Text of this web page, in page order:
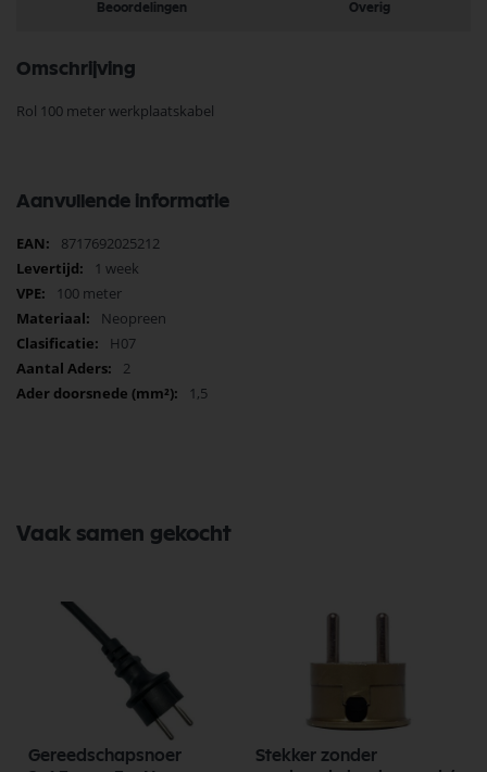
Beoordelingen Overig
Omschrijving
Rol 100 meter werkplaatskabel
Aanvullende informatie
Meer
informatie
8717692025212
1 week
100 meter
Neopreen
H07
2
1,5
Vaak samen gekocht
Gereedschapsnoer
Stekker zonder